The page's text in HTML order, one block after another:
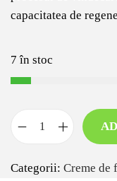
capacitatea de
7 în stoc
Categorii: Creme de